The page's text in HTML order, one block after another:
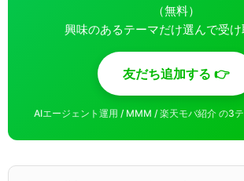
（無料）
興味のあるテーマだけ選んで受
友だち追加する 👉
AIエージェント運用 / MMM / 楽天モバ紹介 の3